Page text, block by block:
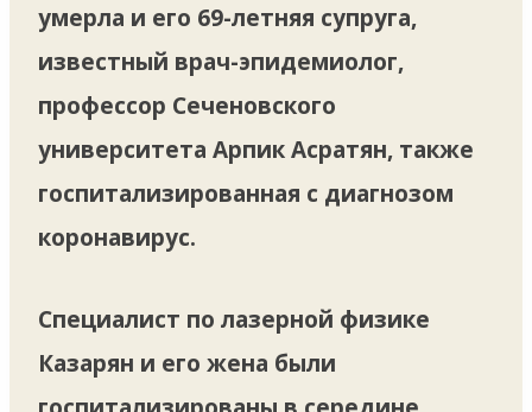
умерла и его 69-летняя супруга,
известный врач-эпидемиолог,
профессор Сеченовского
университета Арпик Асратян, также
госпитализированная с диагнозом
коронавирус.
Специалист по лазерной физике
Казарян и его жена были